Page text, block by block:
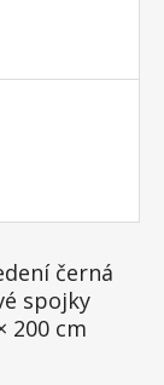
černá
spojky
200 cm